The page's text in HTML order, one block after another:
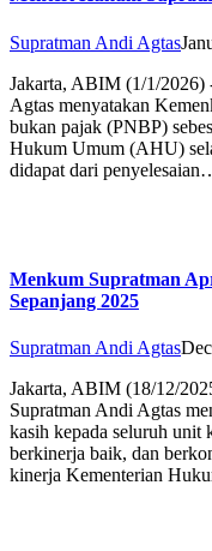
Supratman Andi Agtas
Jakarta, ABIM (1/1/
Agtas menyatakan
bukan pajak (PNBP)
Hukum Umum (AHU)
didapat dari
Menkum Supratman
Sepanjang 2025
Supratman Andi Agtas
Jakarta, ABIM (18/12/
Supratman Andi Agtas
kasih kepada seluruh unit
berkinerja baik, dan
kinerja Kementerian